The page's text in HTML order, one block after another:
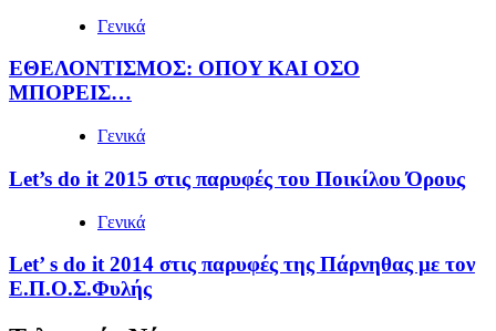
Γενικά
ΕΘΕΛΟΝΤΙΣΜΟΣ: OΠOY KAI ΟΣΟ
ΜΠΟΡΕΙΣ…
Γενικά
Let’s do it 2015 στις παρυφές του Ποικίλου Όρους
Γενικά
Let’ s do it 2014 στις παρυφές της Πάρνηθας με τον
Ε.Π.Ο.Σ.Φυλής